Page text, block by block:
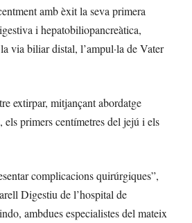
amb èxit la seva primera
i hepatobiliopancreàtica,
via biliar distal, l’ampul·la de Vater
extirpar, mitjançant abordatge
primers centímetres del jejú i els
complicacions quirúrgiques”,
Digestiu de l’hospital de
ambdues especialistes del mateix